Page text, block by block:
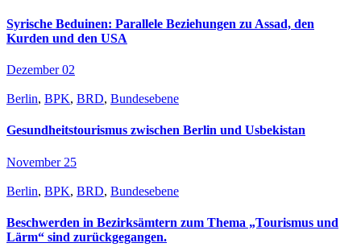
Syrische Beduinen: Parallele Beziehungen zu Assad, den
Kurden und den USA
Dezember 02
Berlin, BPK, BRD, Bundesebene
Gesundheitstourismus zwischen Berlin und Usbekistan
November 25
Berlin, BPK, BRD, Bundesebene
Beschwerden in Bezirksämtern zum Thema „Tourismus und
Lärm“ sind zurückgegangen.